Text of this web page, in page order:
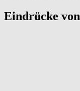
Eindrücke